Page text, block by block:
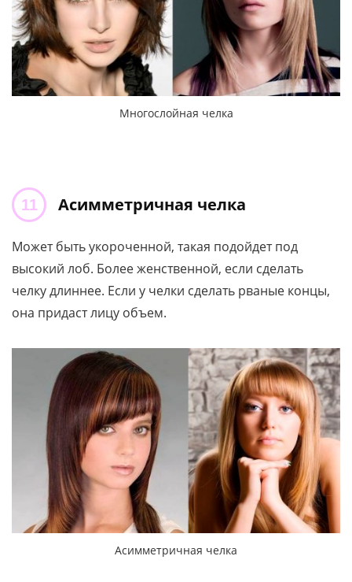
Многослойная челка
Асимметричная челка
Может быть укороченной, такая подойдет под
высокий лоб. Более женственной, если сделать
челку длиннее. Если у челки сделать рваные концы,
она придаст лицу объем.
Асимметричная челка